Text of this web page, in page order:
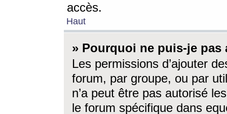
accès.
Haut
» Pourquoi ne puis-je
Les permissions d’ajouter
forum, par groupe, ou par
n’a peut être pas autorisé
le forum spécifique dans